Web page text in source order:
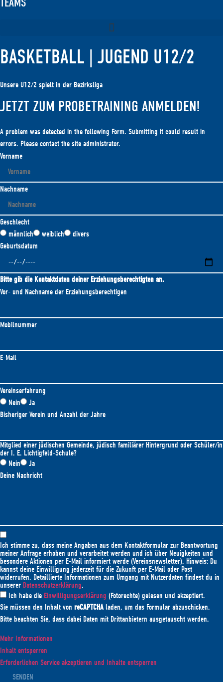
BASKETBALL | JUGEND U12/2
Unsere U12/2 spielt in der Bezirksliga
JETZT ZUM PROBETRAINING ANMELDEN!
A problem was detected in the following Form. Submitting it could result in
errors. Please contact the site administrator.
Vorname
Nachname
Geschlecht
männlich
weiblich
divers
Geburtsdatum
Bitte gib die Kontaktdaten deiner Erziehungsberechtigten an.
Vor- und Nachname der Erziehungsberechtigen
Mobilnummer
E-Mail
Vereinserfahrung
Nein
Ja
Bisheriger Verein und Anzahl der Jahre
Mitglied einer jüdischen Gemeinde, jüdisch familiärer Hintergrund oder Schüler/in
der I. E. Lichtigfeld-Schule?
Nein
Ja
Deine Nachricht
Ich stimme zu, dass meine Angaben aus dem Kontaktformular zur Beantwortung
meiner Anfrage erhoben und verarbeitet werden und ich über Neuigkeiten und
besondere Aktionen per E-Mail informiert werde (Vereinsnewsletter). Hinweis: Du
kannst deine Einwilligung jederzeit für die Zukunft per E-Mail oder Post
widerrufen. Detaillierte Informationen zum Umgang mit Nutzerdaten findest du in
unserer Datenschutzerklärung.
Ich habe die Einwilligungserklärung (Fotorechte) gelesen und akzeptiert.
Sie müssen den Inhalt von reCAPTCHA laden, um das Formular abzuschicken.
Bitte beachten Sie, dass dabei Daten mit Drittanbietern ausgetauscht werden.
Mehr Informationen
Inhalt entsperren
Erforderlichen Service akzeptieren und Inhalte entsperren
SENDEN